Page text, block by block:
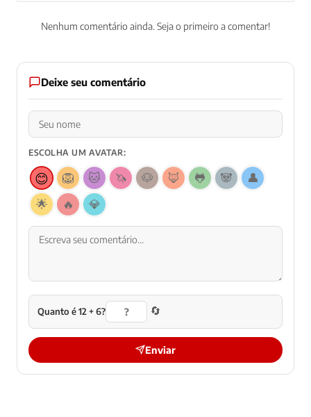
Nenhum comentário ainda. Seja o primeiro a comentar!
Deixe seu comentário
ESCOLHA UM AVATAR:
😊 🦁 🐱 🦄 🐶 🦊 🐸 🐼
👤
🌟
🔥 💎
Quanto é 12 + 6? 🔄
Enviar